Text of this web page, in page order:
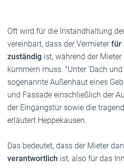
Oft wird für die Instandhaltung
vereinbart, dass der Vermieterfür
zuständig ist, während der
kümmern muss. "Unter 'Dach
sogenannte Außenhaut eines
und Fassade einschließlich der
der Eingangstür sowie die
erläutert Heppekausen.
Das bedeutet, dass der Mieter
verantwortlich ist, also für das